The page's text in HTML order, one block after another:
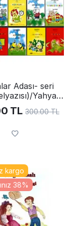
Adası- seri
Yahya
TL 300.00 TL
kargo
38%